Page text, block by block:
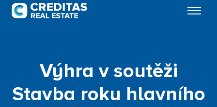
Menu
Výhra v soutěži
Stavba roku hlavního